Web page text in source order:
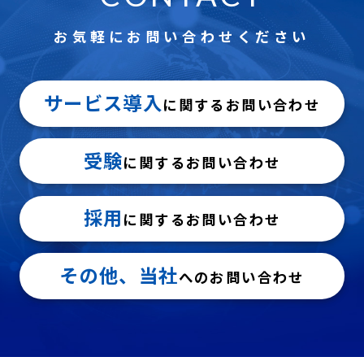
お気軽にお問い合わせください
サービス導入に関するお問い合わせ
受験に関するお問い合わせ
採用 に関するお問い合わせ
その他、当社へのお問い合わせ